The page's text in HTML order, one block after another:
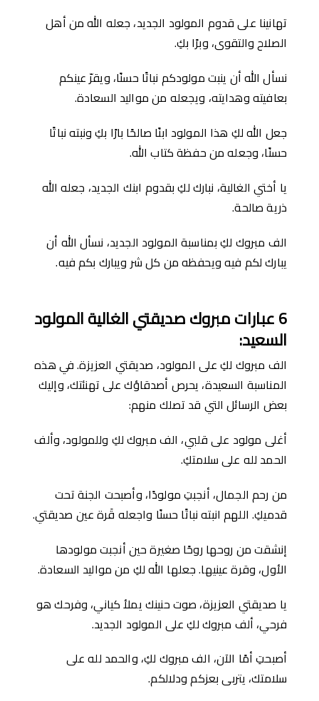
تهانينا على قدوم المولود الجديد، جعله الله من أهل
الصلاح والتقوى، وبرًا بكِ.
نسأل الله أن ينبت مولودكم نباتًا حسنًا، ويقرّ عينكم
بعافيته وهدايته، ويجعله من مواليد السعادة.
جعل الله لكِ هذا المولود ابنًا صالحًا بارًا بكِ ونبته نباتًا
حسنًا، وجعله من حفظة كتاب الله.
يا أختي الغالية، نبارك لكِ بقدوم ابنك الجديد، جعله الله
ذرية صالحة.
الف مبروك لكِ بمناسبة المولود الجديد، نسأل الله أن
يبارك لكم فيه ويحفظه من كل شر ويبارك بكم فيه.
6عبارات مبروك صديقتي الغالية المولود
السعيد:
الف مبروك لكِ على المولود، صديقتي العزيزة. في هذه
المناسبة السعيدة، يحرص أصدقاؤك على تهنئتك، وإليك
بعض الرسائل التي قد تصلك منهم:
أغلى مولود على قلبي، الف مبروك لكِ وللمولود، وألف
الحمد لله على سلامتكِ.
من رحم الجمال، أنجبتِ مولودًا، وأصبحت الجنة تحت
قدميكِ. اللهم انبته نباتًا حسنًا واجعله قَرة عين صديقتي.
إنشقت من روحها روحًا صغيرة حين أنجبت مولودها
الأول، وقرة عينيها. جعلها الله لكِ من مواليد السعادة.
يا صديقتي العزيزة، صوت حنينك يملأ كياني، وفرحك هو
فرحي، ألف مبروك لكِ على المولود الجديد.
أصبحتِ أمًا الآن، الف مبروك لكِ، والحمد لله على
سلامتك، يتربى بعزكم ودلالكم.